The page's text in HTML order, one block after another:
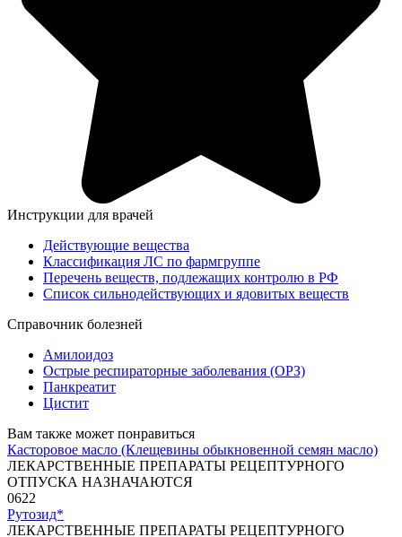
Инструкции для врачей
Действующие вещества
Классификация ЛС по фармгруппе
Перечень веществ, подлежащих контролю в РФ
Список сильнодействующих и ядовитых веществ
Справочник болезней
Амилоидоз
Острые респираторные заболевания (ОРЗ)
Панкреатит
Цистит
Вам также может понравиться
Касторовое масло (Клещевины обыкновенной семян масло)
ЛЕКАРСТВЕННЫЕ ПРЕПАРАТЫ РЕЦЕПТУРНОГО
ОТПУСКА НАЗНАЧАЮТСЯ
0622
Рутозид*
ЛЕКАРСТВЕННЫЕ ПРЕПАРАТЫ РЕЦЕПТУРНОГО